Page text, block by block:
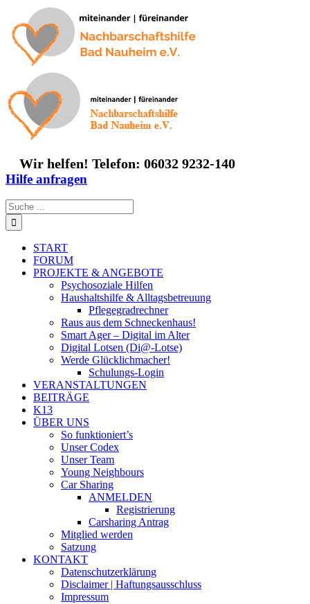
Inhalt
springen
Wir helfen! Telefon: 06032 9232-140
Hilfe anfragen
Suche
nach:
START
FORUM
PROJEKTE & ANGEBOTE
Psychosoziale Hilfen
Haushaltshilfe & Alltagsbetreuung
Pflegegradrechner
Raus aus dem Schneckenhaus!
Smart Ager – Digital im Alter
Digital Lotsen (Di@-Lotse)
Werde Glücklichmacher!
Schulungs-Login
VERANSTALTUNGEN
BEITRÄGE
K13
ÜBER UNS
So funktioniert’s
Unser Codex
Unser Team
Young Neighbours
Car Sharing
ANMELDEN
Registrierung
Carsharing Antrag
Mitglied werden
Satzung
KONTAKT
Datenschutzerklärung
Disclaimer | Haftungsausschluss
Impressum